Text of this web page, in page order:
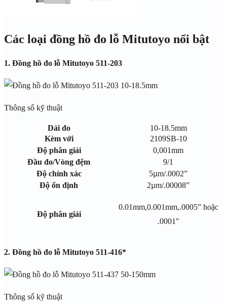
Các loại đồng hồ đo lỗ Mitutoyo nổi bật
1. Đồng hồ đo lỗ Mitutoyo 511-203
Thông số kỹ thuật
Dải đo
10-18.5mm
Kèm với
2109SB-10
Độ phân giải
0,001mm
Đầu đo/Vòng đệm
9/1
Độ chính xác
5µm/.0002”
Độ ổn định
2µm/.00008”
Độ phân giải
0.01mm,0.001mm,.0005” hoặc
.0001″
2. Đồng hồ đo lỗ Mitutoyo 511-416*
Thông số kỹ thuật